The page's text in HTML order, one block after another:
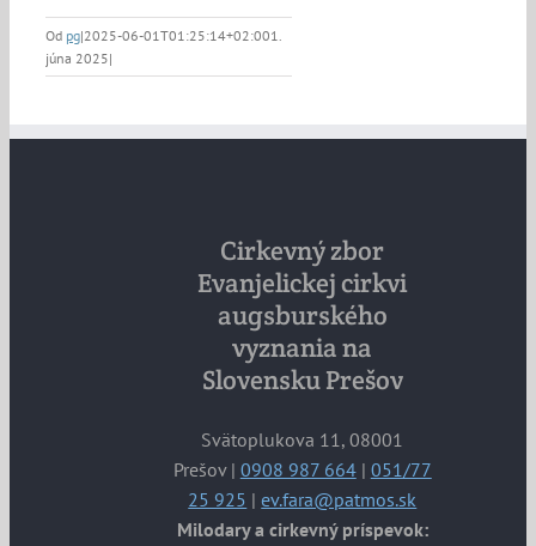
Od pg|2025-06-01T01:25:14+02:001.
júna 2025|
Cirkevný zbor
Evanjelickej cirkvi
augsburského
vyznania na
Slovensku Prešov
Svätoplukova 11, 08001
Prešov | 0908 987 664| 051/77
25 925 |ev.fara@patmos.sk
Milodary a cirkevný príspevok: